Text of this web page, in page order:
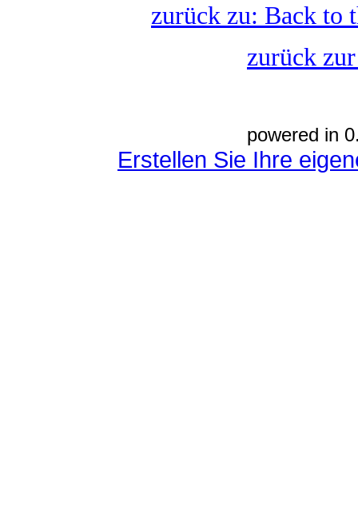
zurück zu: Back to
zurück
powered in
Erstellen Sie Ihre